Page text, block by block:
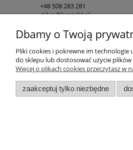
+48 508 283 281
sklep@krem24.pl
51-354 Wrocław woj.
NIP 8981978725
Pomoc
Zwroty i reklamacje
Dbamy o Twoją
Pliki cookies i pokrewne im technologie
do sklepu lub dostosować użycie
Więcej o plikach cookies przeczytasz w
zaakceptuj tylko niezbędne